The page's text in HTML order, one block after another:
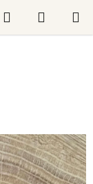
Hledat
KOŠÍK